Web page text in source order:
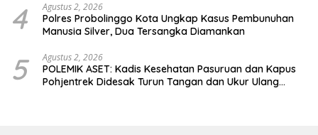
4 Agustus 2, 2026
Polres Probolinggo Kota Ungkap Kasus Pembunuhan
Manusia Silver, Dua Tersangka Diamankan
5 Agustus 2, 2026
POLEMIK ASET: Kadis Kesehatan Pasuruan dan Kapus
Pohjentrek Didesak Turun Tangan dan Ukur Ulang